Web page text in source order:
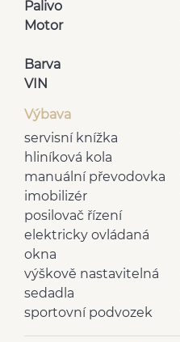
Palivo
Motor
Barva
VIN
Výbava
servisní knížka
hliníková kola
manuální převodovka
imobilizér
posilovač řízení
elektricky ovládaná
okna
výškově nastavitelná
sedadla
sportovní podvozek